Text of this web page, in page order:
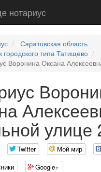
нотариус
Саратовская область
городского типа Татищево
Воронина Оксана
улице
Twitter Мой мир
Google+